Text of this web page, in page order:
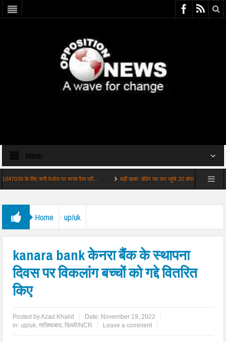
Menu
के लिए सनी देओल पर बरसा पैसा प्री… बड़ी खबर: बॉर्डर पार कर पहुंचे 20 बांग्लादेशी चाय बगान से…
Home up/uk
kanara bank केनरा बैंक के स्थापना
दिवस पर विकलांग बच्चों को गद्दे वितरित
किए
Posted byAzad Khalid Date: November 19, 2022
in: up/uk,ग़ाज़ियाबाद,दिल्ली/NCR Leave a comment